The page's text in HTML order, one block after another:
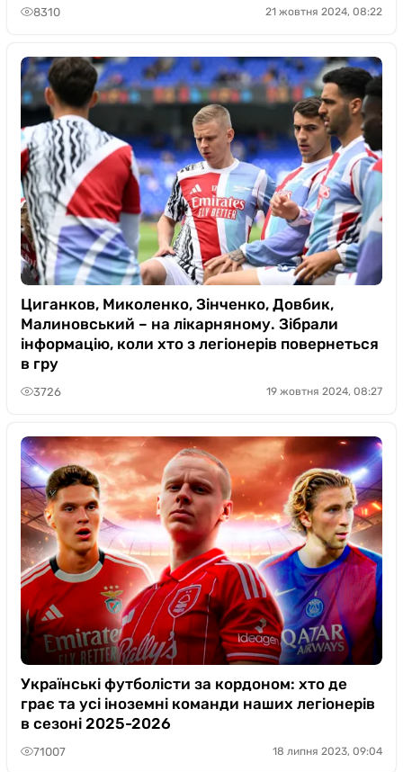
8310 21 жовтня 2024, 08:22
Циганков, Миколенко, Зінченко, Довбик,
Малиновський – на лікарняному. Зібрали
інформацію, коли хто з легіонерів повернеться
в гру
3726 19 жовтня 2024, 08:27
Українські футболісти за кордоном: хто де
грає та усі іноземні команди наших легіонерів
в сезоні 2025-2026
71007 18 липня 2023, 09:04